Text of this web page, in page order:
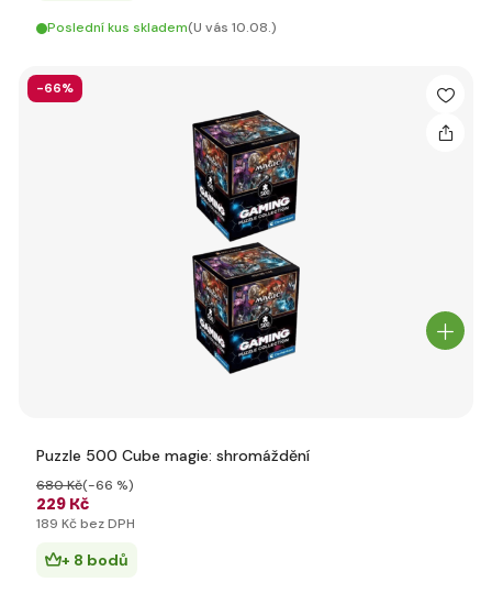
Poslední kus skladem(U vás 10.08.)
-66%
Puzzle 500 Cube magie: shromáždění
229 Kč
680 Kč(-66 %)
189 Kč bez DPH
+ 8 bodů